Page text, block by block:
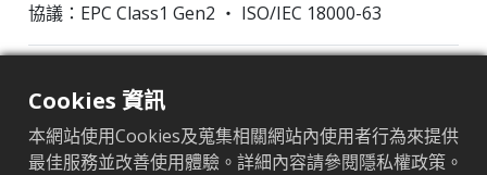
協議：EPC Class1 Gen2 ‧ ISO/IEC 18000-63
天線尺寸（mm）
EPC記憶體:128 bits/96 bits
Cookies 資訊
本網站使用Cookies及蒐集相關網站內使用者行為來提供
最佳服務並改善使用體驗。詳細內容請參閱隱私權政策。